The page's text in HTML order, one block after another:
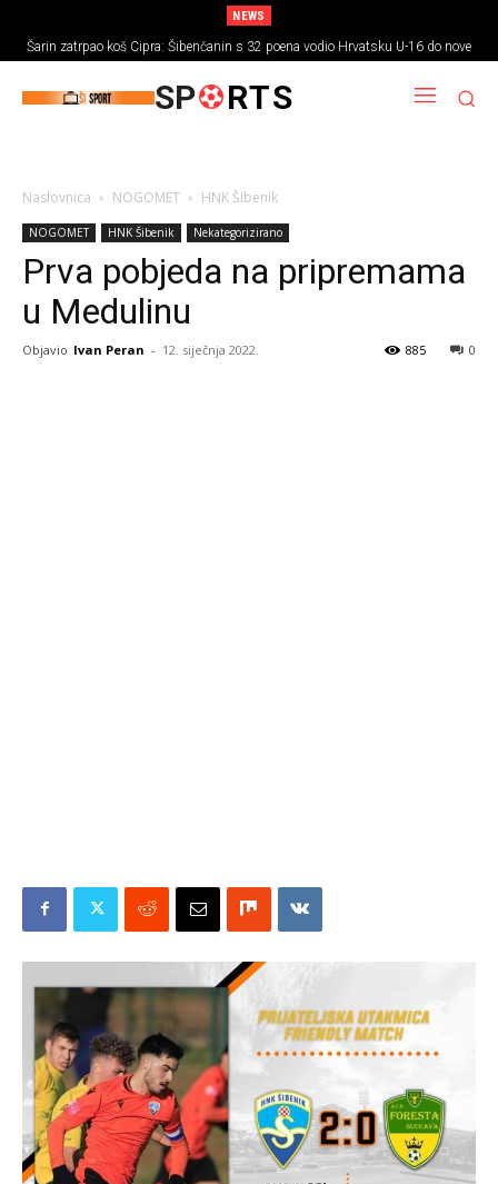
NEWS
Šarin zatrpao koš Cipra: Šibenčanin s 32 poena vodio Hrvatsku U-16 do nove
pobjede
SP RTS
Naslovnica NOGOMET HNK Šibenik
NOGOMET HNK Šibenik Nekategorizirano
Prva pobjeda na pripremama
u Medulinu
Objavio Ivan Peran - 12. siječnja 2022. 0
885